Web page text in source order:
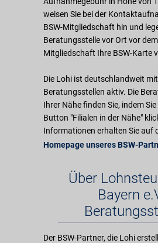
weisen Sie bei der
BSW-Mitgliedschaft hin und
Beratungsstelle vor Ort vor
Mitgliedschaft Ihre BSW-Karte
Die Lohi ist deutschlandweit
Beratungsstellen aktiv. Die
Ihrer Nähe finden Sie, indem
Button "Filialen in der Nähe"
Informationen erhalten Sie auf
Homepage unseres BSW-
Über
Bayern
Der BSW-Partner, die Lohi